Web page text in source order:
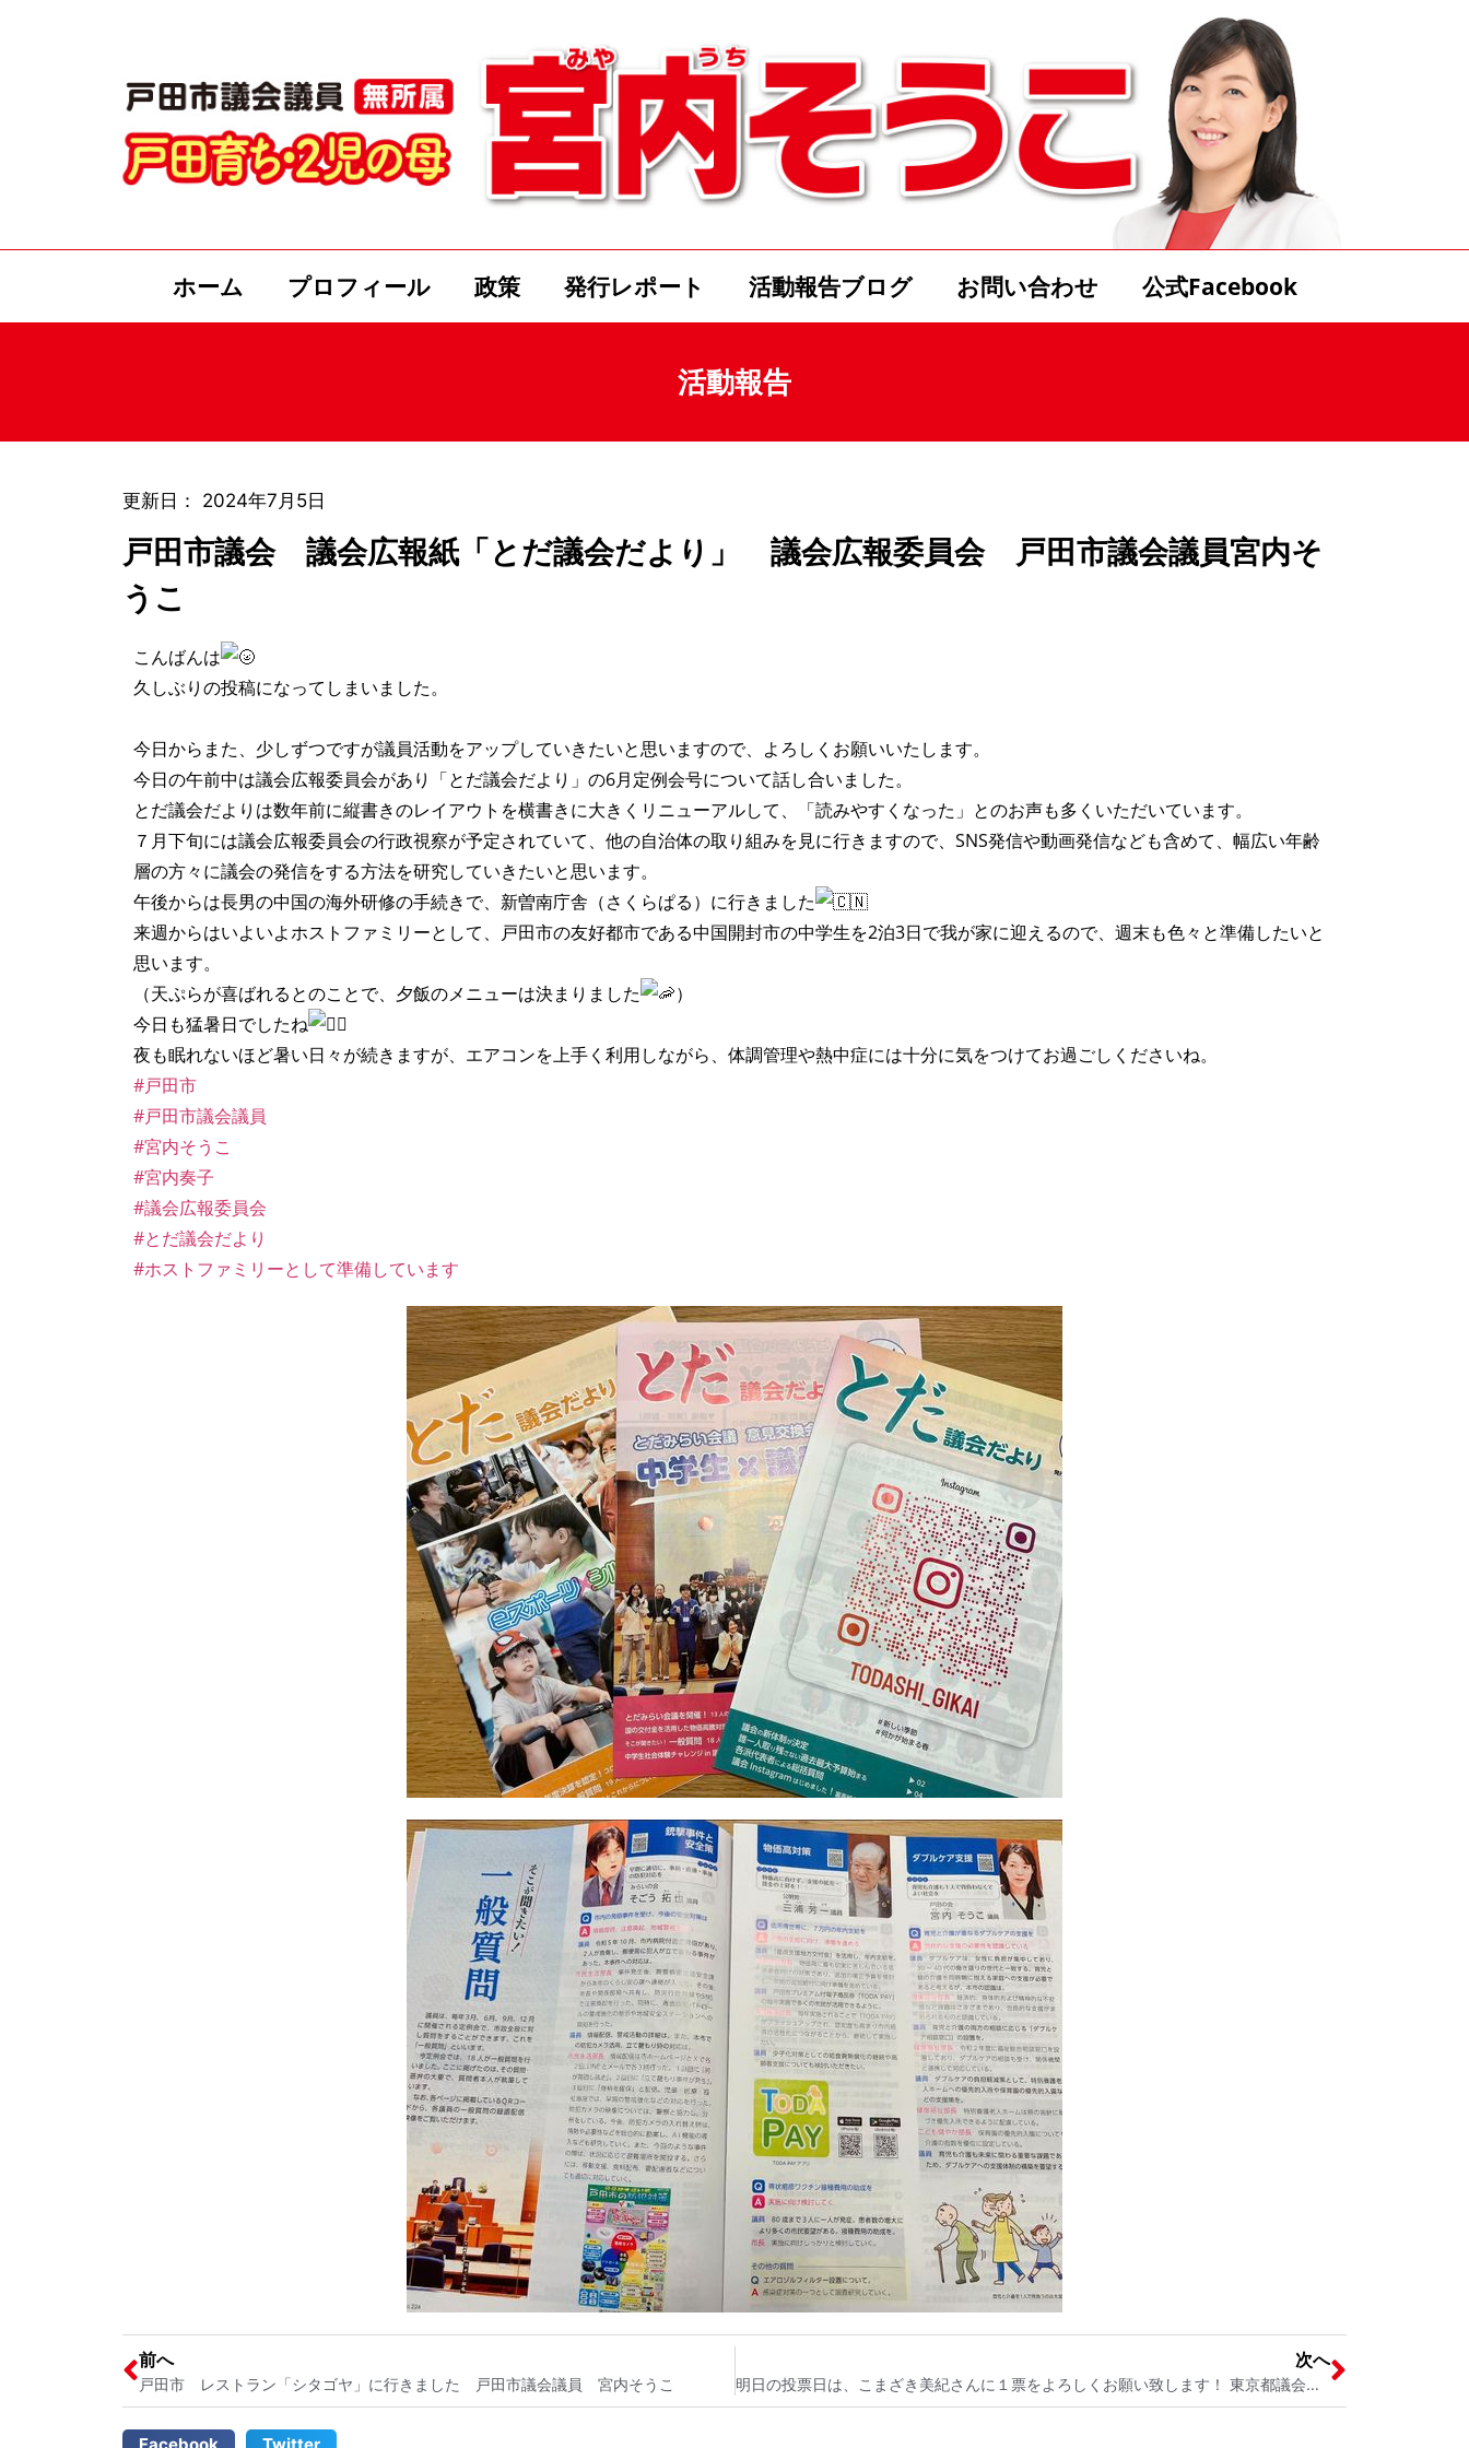
ホーム プロフィール 政策 発行レポート 活動報告ブログ お問い合わせ 公式Facebook
活動報告
更新日： 2024年7月5日
戸田市議会 議会広報紙「とだ議会だより」 議会広報委員会 戸田市議会議員宮内そ
うこ
こんばんは
久しぶりの投稿になってしまいました。
今日からまた、少しずつですが議員活動をアップしていきたいと思いますので、よろしくお願いいたします。
今日の午前中は議会広報委員会があり「とだ議会だより」の6月定例会号について話し合いました。
とだ議会だよりは数年前に縦書きのレイアウトを横書きに大きくリニューアルして、「読みやすくなった」とのお声も多くいただいています。
７月下旬には議会広報委員会の行政視察が予定されていて、他の自治体の取り組みを見に行きますので、SNS発信や動画発信なども含めて、幅広い年齢
層の方々に議会の発信をする方法を研究していきたいと思います。
午後からは長男の中国の海外研修の手続きで、新曽南庁舎（さくらぱる）に行きました
来週からはいよいよホストファミリーとして、戸田市の友好都市である中国開封市の中学生を2泊3日で我が家に迎えるので、週末も色々と準備したいと
思います。
（天ぷらが喜ばれるとのことで、夕飯のメニューは決まりました
）
今日も猛暑日でしたね
夜も眠れないほど暑い日々が続きますが、エアコンを上手く利用しながら、体調管理や熱中症には十分に気をつけてお過ごしくださいね。
#戸田市
#戸田市議会議員
#宮内そうこ
#宮内奏子
#議会広報委員会
#とだ議会だより
#ホストファミリーとして準備しています
前へ
戸田市 レストラン「シタゴヤ」に行きました 戸田市議会議員 宮内そうこ
次へ
明日の投票日は、こまざき美紀さんに１票をよろしくお願い致します！ 東京都議会議員選挙 駒崎美紀候補の選挙応援